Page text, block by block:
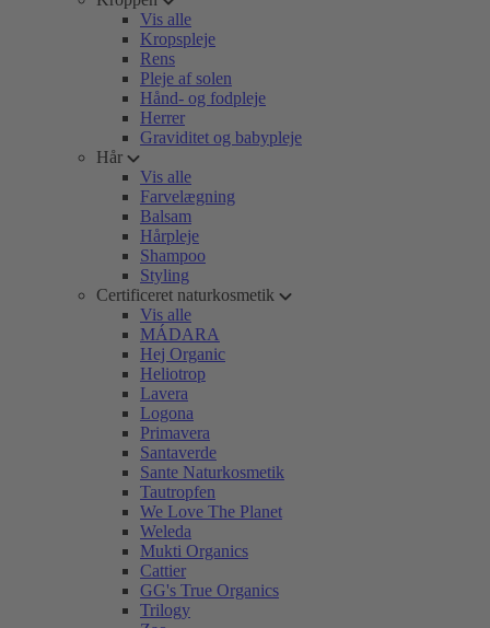
Vis alle
Kropspleje
Rens
Pleje af solen
Hånd- og fodpleje
Herrer
Graviditet og babypleje
Hår
Vis alle
Farvelægning
Balsam
Hårpleje
Shampoo
Styling
Certificeret naturkosmetik
Vis alle
MÁDARA
Hej Organic
Heliotrop
Lavera
Logona
Primavera
Santaverde
Sante Naturkosmetik
Tautropfen
We Love The Planet
Weleda
Mukti Organics
Cattier
GG's True Organics
Trilogy